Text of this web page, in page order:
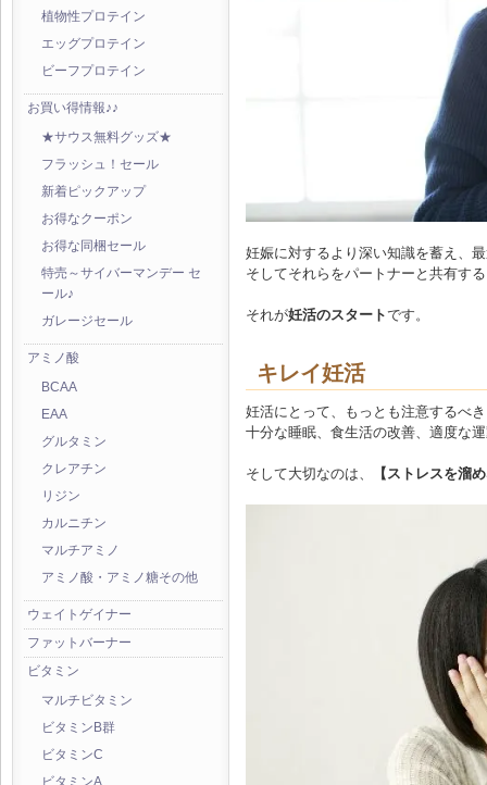
植物性プロテイン
エッグプロテイン
ビーフプロテイン
お買い得情報♪♪
★サウス無料グッズ★
フラッシュ！セール
新着ピックアップ
お得なクーポン
お得な同梱セール
特売～サイバーマンデー セ
ール♪
ガレージセール
アミノ酸
BCAA
EAA
グルタミン
クレアチン
リジン
カルニチン
マルチアミノ
アミノ酸・アミノ糖その他
ウェイトゲイナー
ファットバーナー
ビタミン
マルチビタミン
ビタミンB群
ビタミンC
ビタミンA
妊娠に対するより深い知識を蓄え、
そしてそれらをパートナーと共有す
それが妊活のスタートです。
キレイ妊活
妊活にとって、もっとも注意するべ
十分な睡眠、食生活の改善、適度な
そして大切なのは、 【ストレスを溜